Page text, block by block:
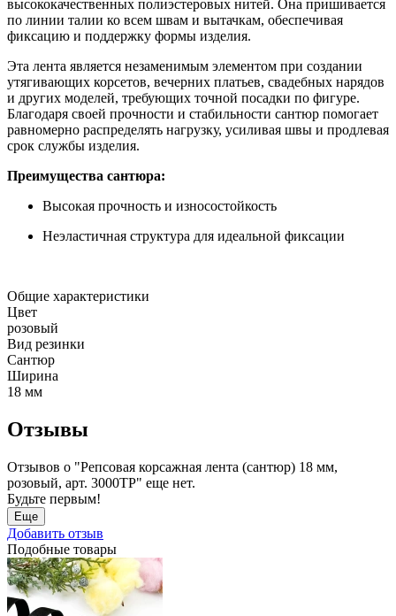
высококачественных полиэстеровых нитей. Она пришивается
по линии талии ко всем швам и вытачкам, обеспечивая
фиксацию и поддержку формы изделия.
Эта лента является незаменимым элементом при создании
утягивающих корсетов, вечерних платьев, свадебных нарядов
и других моделей, требующих точной посадки по фигуре.
Благодаря своей прочности и стабильности сантюр помогает
равномерно распределять нагрузку, усиливая швы и продлевая
срок службы изделия.
Преимущества сантюра:
Высокая прочность и износостойкость
Неэластичная структура для идеальной фиксации
Общие характеристики
Цвет
розовый
Вид резинки
Сантюр
Ширина
18 мм
Отзывы
Отзывов о "Репсовая корсажная лента (сантюр) 18 мм,
розовый, арт. 3000ТР" еще нет.
Будьте первым!
Еще
Добавить отзыв
Подобные товары